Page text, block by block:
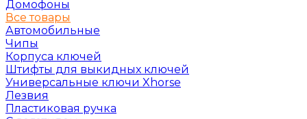
Домофоны
Все товары
Автомобильные
Чипы
Корпуса ключей
Штифты для выкидных ключей
Универсальные ключи Xhorse
Лезвия
Пластиковая ручка